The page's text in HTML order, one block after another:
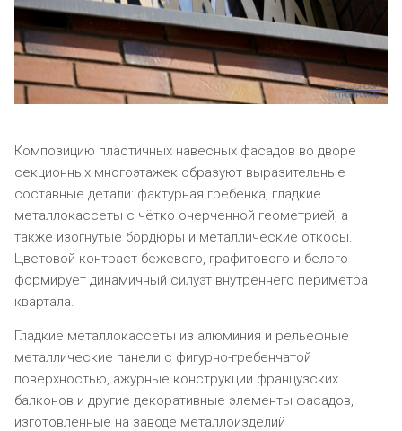
Композицию пластичных навесных фасадов во дворе
секционных многоэтажек образуют выразительные
составные детали: фактурная гребёнка, гладкие
металлокассеты с чётко очерченной геометрией, а
также изогнутые бордюры и металлические откосы.
Цветовой контраст бежевого, графитового и белого
формирует динамичный силуэт внутреннего периметра
квартала.
Гладкие металлокассеты из алюминия и рельефные
металлические панели с фигурно-гребенчатой
поверхностью, ажурные конструкции французских
балконов и другие декоративные элементы фасадов,
изготовленные на заводе металлоизделий